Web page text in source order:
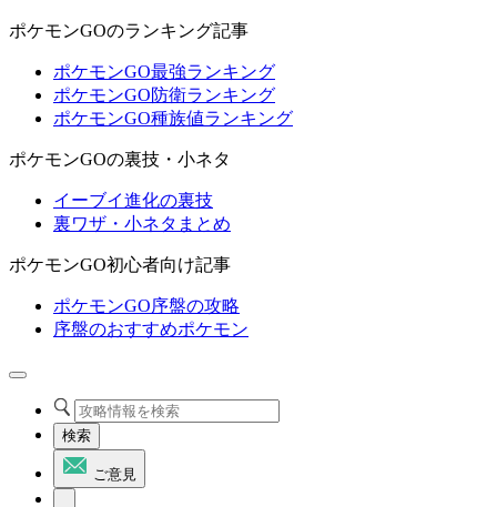
ポケモンGOのランキング記事
ポケモンGO最強ランキング
ポケモンGO防衛ランキング
ポケモンGO種族値ランキング
ポケモンGOの裏技・小ネタ
イーブイ進化の裏技
裏ワザ・小ネタまとめ
ポケモンGO初心者向け記事
ポケモンGO序盤の攻略
序盤のおすすめポケモン
検索
ご意見